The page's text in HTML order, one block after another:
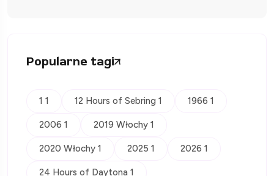
Popularne tagi
1 1 12 Hours of Sebring 1 1966 1
2006 1 2019 Włochy 1
2020 Włochy 1 2025 1 2026 1
24 Hours of Daytona 1